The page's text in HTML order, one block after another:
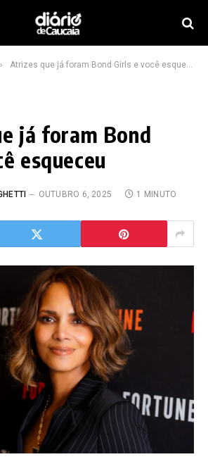
Atrizes que já foram Bond Girls e você esqueceu
já foram Bond
esqueceu
OUTUBRO 6, 2025 1 MINUTO